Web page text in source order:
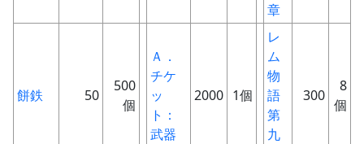
章
餅鉄 50
500
個
Ａ．
チケ
ッ
ト：
武器
2000 1個
レ
ム
物
語
第
九
300
8
個